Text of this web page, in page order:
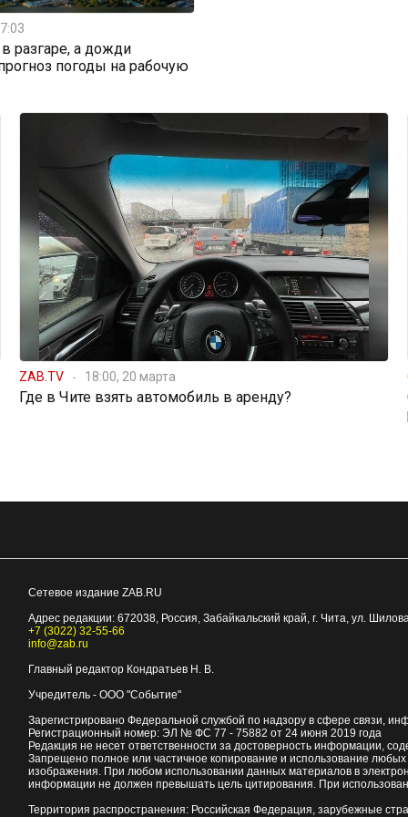
разгаре, а дожди
погоды на рабочую
ZAB.TV 18:00, 20 марта
Где в Чите взять автомобиль в аренду?
Сетевое издание ZAB.RU
Адрес редакции: 672038, Россия, Забайкальский край, г. Чита, ул.
+7 (3022) 32-55-66
info@zab.ru
Главный редактор Кондратьев Н. В.
Учредитель - ООО "Событие"
Зарегистрировано Федеральной службой по надзору в сфере связи,
Регистрационный номер: ЭЛ № ФС 77 - 75882 от 24 июня 2019 года
Редакция не несет ответственности за достоверность информации,
Запрещено полное или частичное копирование и использование
изображения. При любом использовании данных материалов в
информации не должен превышать цель цитирования. При
Территория распространения: Российская Федерация, зарубежные